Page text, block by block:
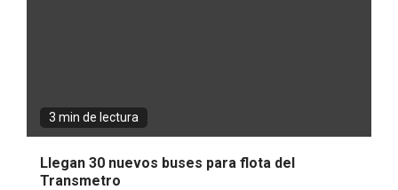
3 min de lectura
Llegan 30 nuevos buses para flota del
Transmetro